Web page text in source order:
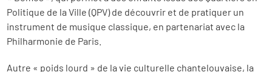
Politique de la Ville (QPV) de découvrir et de pratiquer un
instrument de musique classique, en partenariat avec la
Philharmonie de Paris.
Autre « poids lourd » de la vie culturelle chantelouvaise, la